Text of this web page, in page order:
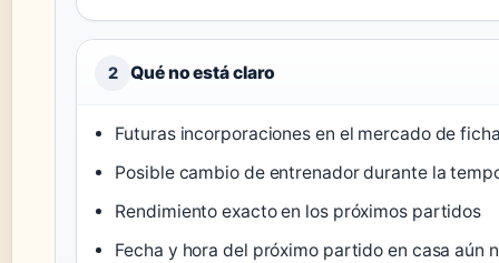
2 Qué no está claro
Futuras incorporaciones en el mercado de
Posible cambio de entrenador durante la
Rendimiento exacto en los próximos partidos
Fecha y hora del próximo partido en casa aún